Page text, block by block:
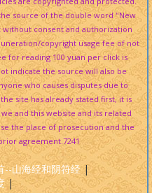
source of the double word "New
without consent and authorization
copyright usage fee of not
for reading 100 yuan per click is
indicate the source will also be
who causes disputes due to
site has already stated first, it is
and this website and its related
the place of prosecution and the
agreement.7241
--山海经和阴符经|
|